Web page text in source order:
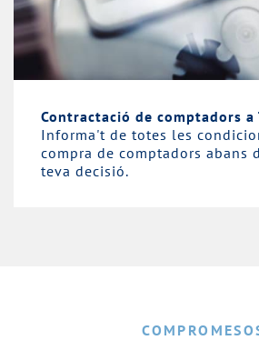
Contractació de comptadors a
Informa't de totes les
compra de comptadors abans
teva decisió.